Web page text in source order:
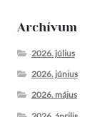
Archívum
2026. július
2026. június
2026. május